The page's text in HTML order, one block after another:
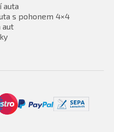
auta
s pohonem 4×4
aut